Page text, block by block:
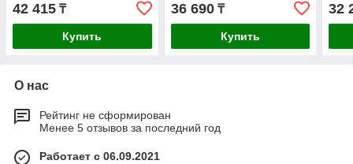
42 415 ₸
Купить
36 690₸
Купить
32
О нас
Рейтинг не сформирован
Менее 5 отзывов за последний год
Работает с 06.09.2021